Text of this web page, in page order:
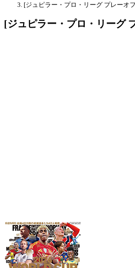
[ジュピラー・プロ・リーグ プレーオ
[ジュピラー・プロ・リーグ